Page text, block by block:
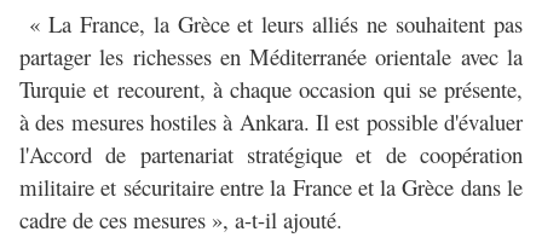
« La France, la Grèce et leurs alliés ne souhaitent pas
partager les richesses en Méditerranée orientale avec la
Turquie et recourent, à chaque occasion qui se présente,
à des mesures hostiles à Ankara. Il est possible d'évaluer
l'Accord de partenariat stratégique et de coopération
militaire et sécuritaire entre la France et la Grèce dans le
cadre de ces mesures », a-t-il ajouté.